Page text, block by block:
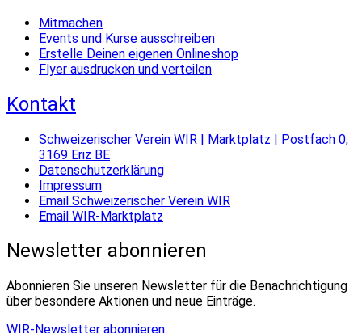
Mitmachen
Events und Kurse ausschreiben
Erstelle Deinen eigenen Onlineshop
Flyer ausdrucken und verteilen
Kontakt
Schweizerischer Verein WIR | Marktplatz | Postfach 0,
3169 Eriz BE
Datenschutzerklärung
Impressum
Email Schweizerischer Verein WIR
Email WIR-Marktplatz
Newsletter abonnieren
Abonnieren Sie unseren Newsletter für die Benachrichtigung
über besondere Aktionen und neue Einträge.
WIR-Newsletter abonnieren